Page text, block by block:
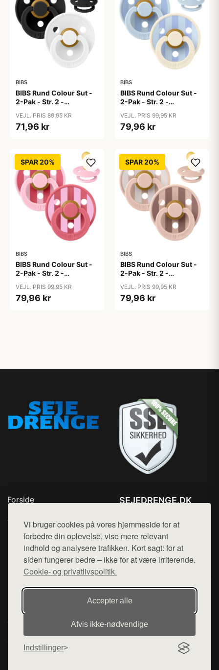
Vi bruger cookies på vores hjemmeside for at
forbedre din oplevelse, vise mere relevant
indhold og analysere trafikken. Kort sagt: for at
siden fungerer bedre – ikke for at være irriterende.
Cookie- og privatlivspolitik.
Accepter alle
Afvis ikke‑nødvendige
Indstillinger
BIBS
BIBS Rund Colour Sut -
2-Pak - Str. 2 -
Black/White
VEJL. PRIS 89,95 KR
71,96 kr
BIBS
BIBS Rund Colour Sut -
2-Pak - Str. 2 -
Studio - Baby Blue/Dusty
Blue Mix
VEJL. PRIS 99,95 KR
79,96 kr
SPAR 20%
BIBS
BIBS Rund Colour Sut -
2-Pak - Str. 2 -
Studio - Baby Pink/Coral
Mix
VEJL. PRIS 99,95 KR
79,96 kr
SPAR 20%
BIBS
BIBS Rund Colour Sut -
2-Pak - Str. 2 -
Studio - Blush Mix
VEJL. PRIS 99,95 KR
79,96 kr
Forside
Top Rabatter
Kontakt
SEJEDRENGE.DK
Mail: hej@want.dk
Cookie- og privatlivspolitik
Denne side er en del af want.dk, der udgiver en række
hjemmesider med præsentation af forskellige produkter fra
diverse webshops. Der sælges ikke varer fra denne side - vi
henviser til de shops, som sælger varen. Vi har heller ikke
varerne på lager.